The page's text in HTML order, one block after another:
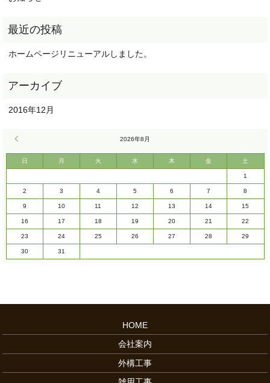
ホームページリニューアルしました。
2016年12月
2026年8月
日 月 火 水 木 金 土
1
2 3 4 5 6 7 8
9 10 11 12 13 14 15
16 17 18 19 20 21 22
23 24 25 26 27 28 29
30 31
HOME
会社案内
外構工事